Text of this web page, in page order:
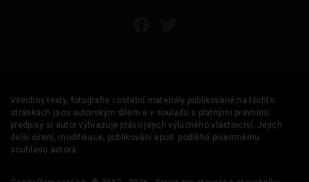
Všechny texty, fotografie i ostatní materiály publikované na těchto
stránkách jsou autorským dílem a v souladu s platnými právními
předpisy si autor vyhrazuje právo jejich výlučného vlastnictví. Jejich
další šíření, modifikace, publikování apod. podléhá písemnému
souhlasu autora.